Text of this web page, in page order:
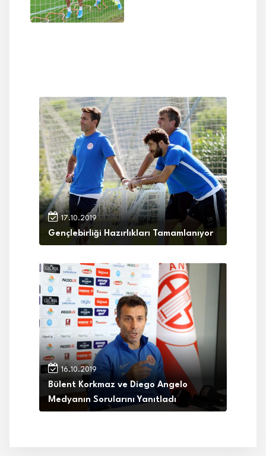
17.10.2019
Gençlebirliği Hazırlıkları Tamamlanıyor
16.10.2019
Bülent Korkmaz ve Diego Angelo
Medyanın Sorularını Yanıtladı